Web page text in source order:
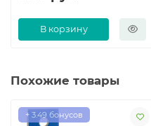
В корзину
Похожие товары
+ 3.49 бонусов